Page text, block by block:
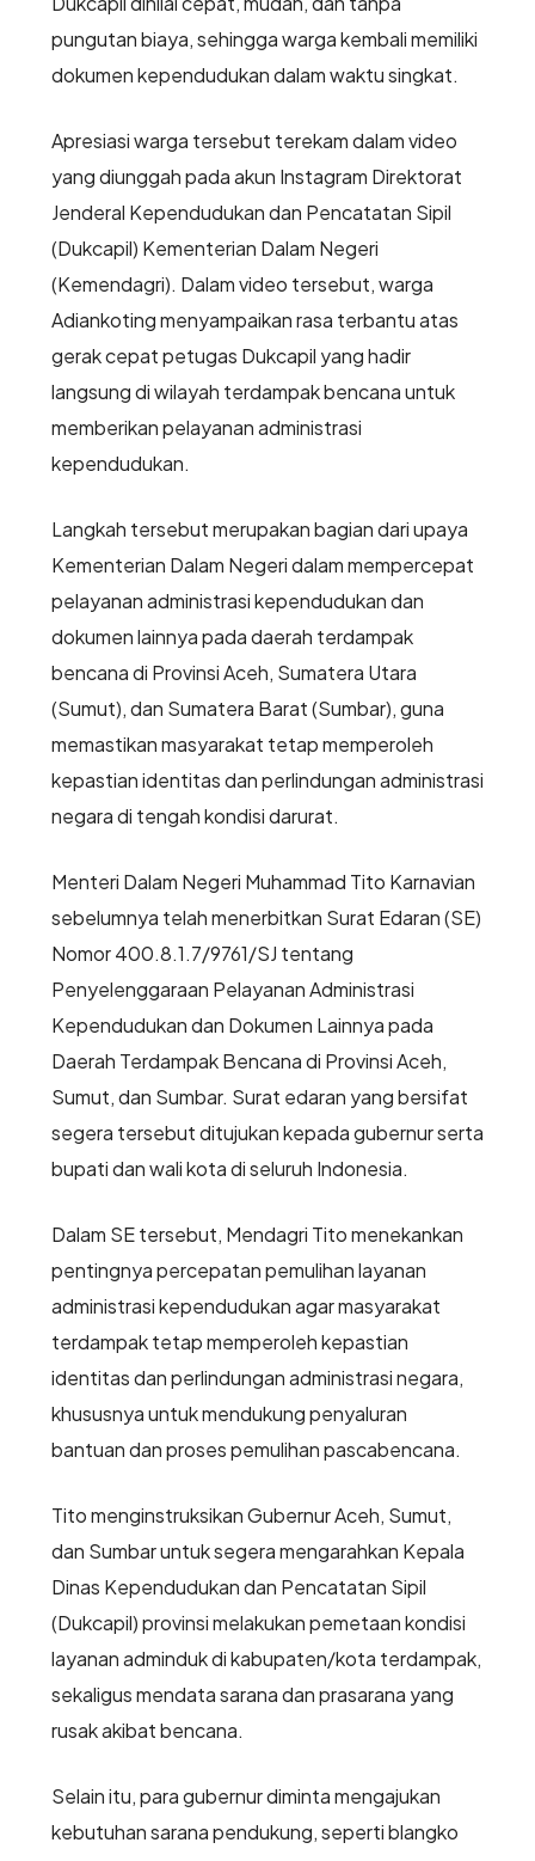
pungutan biaya, sehingga warga kembali memiliki
dokumen kependudukan dalam waktu singkat.
Apresiasi warga tersebut terekam dalam video
yang diunggah pada akun Instagram Direktorat
Jenderal Kependudukan dan Pencatatan Sipil
(Dukcapil) Kementerian Dalam Negeri
(Kemendagri). Dalam video tersebut, warga
Adiankoting menyampaikan rasa terbantu atas
gerak cepat petugas Dukcapil yang hadir
langsung di wilayah terdampak bencana untuk
memberikan pelayanan administrasi
kependudukan.
Langkah tersebut merupakan bagian dari upaya
Kementerian Dalam Negeri dalam mempercepat
pelayanan administrasi kependudukan dan
dokumen lainnya pada daerah terdampak
bencana di Provinsi Aceh, Sumatera Utara
(Sumut), dan Sumatera Barat (Sumbar), guna
memastikan masyarakat tetap memperoleh
kepastian identitas dan perlindungan administrasi
negara di tengah kondisi darurat.
Menteri Dalam Negeri Muhammad Tito Karnavian
sebelumnya telah menerbitkan Surat Edaran (SE)
Nomor 400.8.1.7/9761/SJ tentang
Penyelenggaraan Pelayanan Administrasi
Kependudukan dan Dokumen Lainnya pada
Daerah Terdampak Bencana di Provinsi Aceh,
Sumut, dan Sumbar. Surat edaran yang bersifat
segera tersebut ditujukan kepada gubernur serta
bupati dan wali kota di seluruh Indonesia.
Dalam SE tersebut, Mendagri Tito menekankan
pentingnya percepatan pemulihan layanan
administrasi kependudukan agar masyarakat
terdampak tetap memperoleh kepastian
identitas dan perlindungan administrasi negara,
khususnya untuk mendukung penyaluran
bantuan dan proses pemulihan pascabencana.
Tito menginstruksikan Gubernur Aceh, Sumut,
dan Sumbar untuk segera mengarahkan Kepala
Dinas Kependudukan dan Pencatatan Sipil
(Dukcapil) provinsi melakukan pemetaan kondisi
layanan adminduk di kabupaten/kota terdampak,
sekaligus mendata sarana dan prasarana yang
rusak akibat bencana.
Selain itu, para gubernur diminta mengajukan
kebutuhan sarana pendukung, seperti blangko